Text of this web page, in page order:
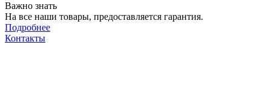
Важно знать
На все наши товары, предоставляется гарантия.
Подробнее
Контакты